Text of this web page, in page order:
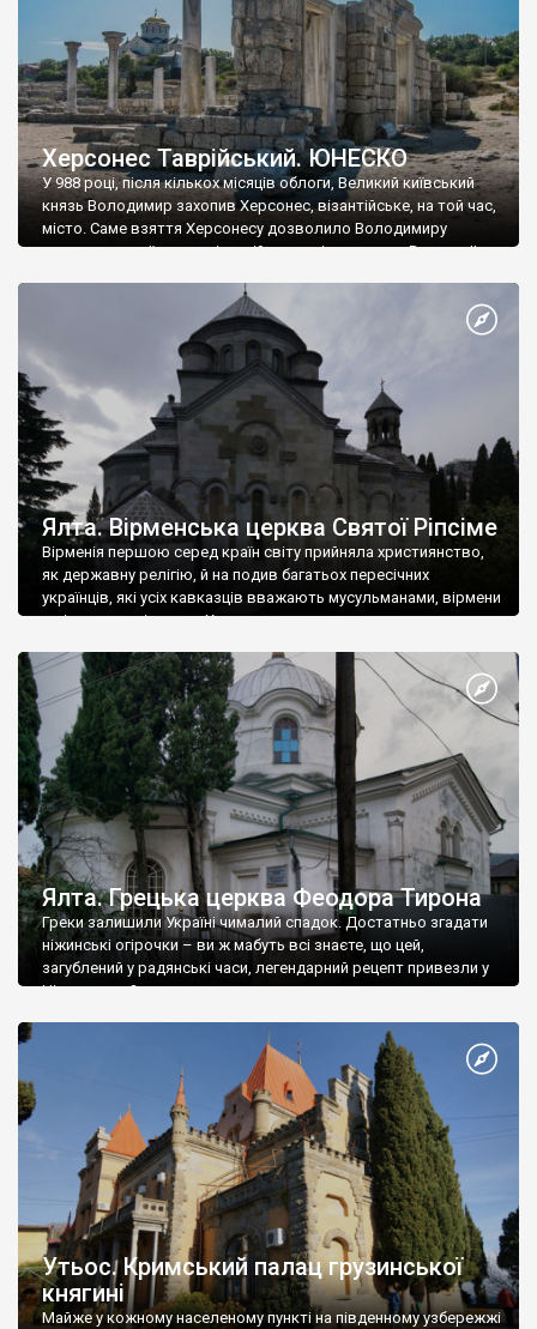
Херсонес Таврійський. ЮНЕСКО
У 988 році, після кількох місяців облоги, Великий київський
князь Володимир захопив Херсонес, візантійське, на той час,
місто. Саме взяття Херсонесу дозволило Володимиру
диктувати свої умови візантійському імператору Василю ІІ, та
Херсонесі Володимир-язичник, став Василем-християнином.
А потім було Хрещення Русі. На честь Херсонесу Таврійського
Ялта. Вірменська церква Святої Ріпсіме
Вірменія першою серед країн світу прийняла християнство,
як державну релігію, й на подив багатьох пересічних
українців, які усіх кавказців вважають мусульманами, вірмени
є відданими вірянами Христа
Ялта. Грецька церква Феодора Тирона
Греки залишили Україні чималий спадок. Достатньо згадати
ніжинські огірочки – ви ж мабуть всі знаєте, що цей,
загублений у радянські часи, легендарний рецепт привезли у
Ніжин греки?
Утьос. Кримський палац грузинської
княгині
Майже у кожному населеному пункті на південному узбережжі